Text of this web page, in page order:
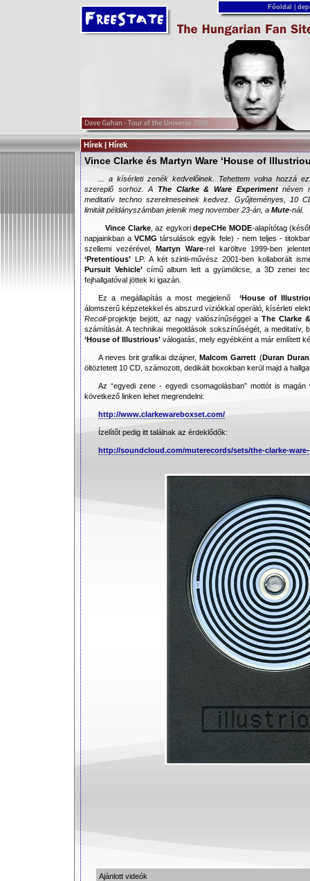
Főoldal
Hírek | Hírek
Vince Clarke és Martyn Ware ‘House of
... a kísérleti zenék kedvelőinek. Tehettem volna hozzá
szereplő sorhoz. A The Clarke & Ware Experimentnéven
meditatív techno szerelmeseinek kedvez. Gyűjteményes, 10
limitált példányszámban jelenik meg november 23-án, a Mute-nál.
Vince Clarke, az egykoridepeCHe MODE-alapítótag
napjainkban aVCMG társulások egyik fele) - nem teljes -
szellemi vezérével,Martyn Ware-rel karöltve 1999-ben
‘Pretentious’ LP. A két szinti-művész 2001-ben kollaborált
Pursuit Vehicle’című album lett a gyümölcse, a 3D zenei
fejhallgatóval jöttek ki igazán.
Ez a megállapítás a most megjelenő ‘House of
álomszerű képzetekkel és abszurd víziókkal operáló, kísérleti
Recoil-projektje bejött, az nagy valószínűséggel a The Clarke
számítását. A technikai megoldások sokszínűségét, a meditatív,
‘House of Illustrious’ válogatás, mely egyébként a már említett
A neves brit grafikai dizájner,Malcom Garrett (Duran
öltöztetett 10 CD, számozott, dedikált boxokban kerül majd a
Az “egyedi zene - egyedi csomagolásban” mottót is
következő linken lehet megrendelni:
http://www.clarkewareboxset.com/
Ízelítőt pedig itt találnak az érdeklődők:
http://soundcloud.com/muterecords/sets/the-clarke-ware-
Ajánlott videók